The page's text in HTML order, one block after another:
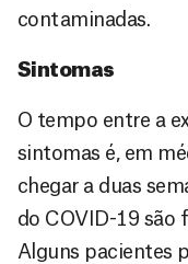
contaminadas.
Sintomas
O tempo entre a
sintomas é, em
chegar a duas
do COVID-19 são
Alguns pacientes